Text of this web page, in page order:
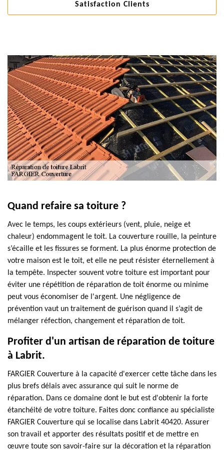
Satisfaction Clients
Quand refaire sa toiture ?
Avec le temps, les coups extérieurs (vent, pluie, neige et
chaleur) endommagent le toit. La couverture rouille, la peinture
s’écaille et les fissures se forment. La plus énorme protection de
votre maison est le toit, et elle ne peut résister éternellement à
la tempête. Inspecter souvent votre toiture est important pour
éviter une répétition de réparation de toit énorme ou minime
peut vous économiser de l'argent. Une négligence de
prévention vaut un traitement de guérison quand il s’agit de
mélanger réfection, changement et réparation de toit.
Profiter d'un artisan de réparation de toiture
à Labrit.
FARGIER Couverture à la capacité d'exercer cette tâche dans les
plus brefs délais avec assurance qui suit le norme de
réparation. Dans ce domaine dont le but est d'obtenir la forte
étanchéité de votre toiture. Faites donc confiance au spécialiste
FARGIER Couverture qui se localise dans Labrit 40420. Assurer
son travail et apporter des résultats positif et de mettre en
œuvre toute son savoir-faire sur la décoration et la réparation